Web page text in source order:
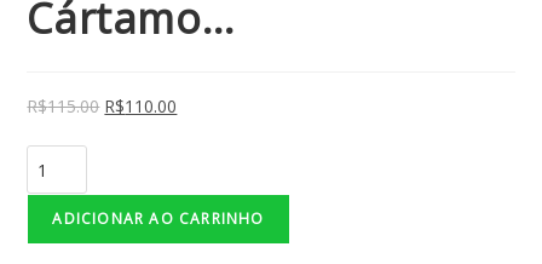
Cártamo…
R$115.00 R$110.00
ADICIONAR AO CARRINHO